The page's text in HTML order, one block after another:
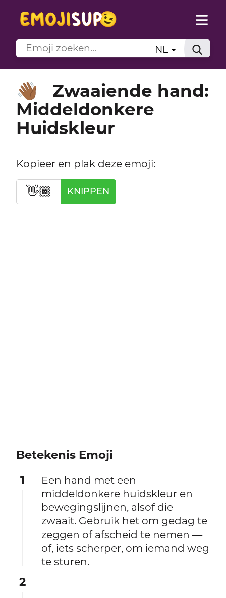
NL
👋🏾
Zwaaiende hand:
Middeldonkere
Huidskleur
Kopieer en plak deze emoji:
👋🏾 KNIPPEN
Betekenis Emoji
1
Een hand met een
middeldonkere huidskleur en
bewegingslijnen, alsof die
zwaait. Gebruik het om gedag te
zeggen of afscheid te nemen —
of, iets scherper, om iemand weg
te sturen.
2